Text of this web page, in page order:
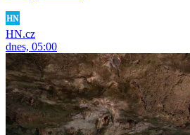
HN.cz
dnes, 05:00